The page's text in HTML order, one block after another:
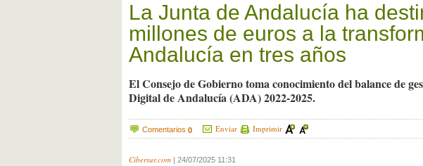
La Junta de Andalucía ha
millones de euros a la
Andalucía en tres años
El Consejo de Gobierno toma conocimiento del balance de
Digital de Andalucía (ADA) 2022-2025.
Comentarios 0 Enviar Imprimir
Cibersur.com 24/07/2025 11:31